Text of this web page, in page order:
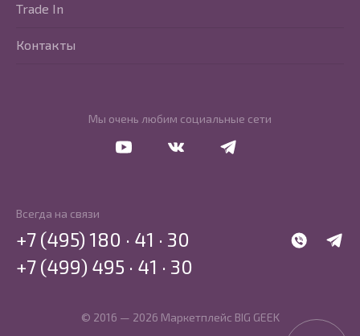
Мы очень любим социальные сети
Перейти в VkontakteПерейти в Telegram
Trade In
Контакты
Всегда на связи
WhatsApp
+7 (495) 180 · 41 · 30
+7 (499) 495 · 41 · 30
© 2016 — 2026 Маркетплейс BIG GEEK